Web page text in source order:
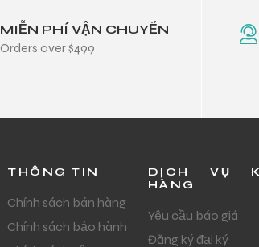
MIỄN PHÍ VẬN CHUYỂN
Orders over $499
THÔNG TIN
Chính sách bán hàng
Chính sách bảo hành
DỊCH VỤ
HÀNG
Yêu cầu báo giá
Đăng ký đại ký